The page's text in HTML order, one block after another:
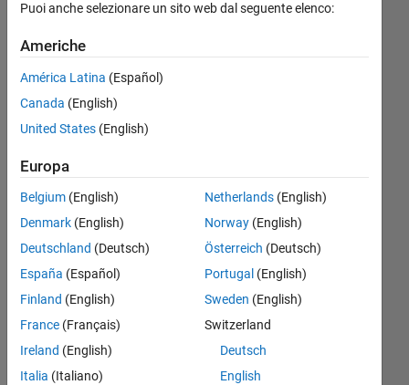
Jack
12 Gen
2021
Risposta
Risposta
accettata
Aggiornato
21 Feb
2021
84
Visualizzazioni
(30 giorni)
Puoi anche selezionare un sito web dal seguente elenco:
Americhe
América Latina (Español)
Canada (English)
United States (English)
Europa
Belgium (English)
Denmark (English)
Deutschland (Deutsch)
España (Español)
Finland (English)
France (Français)
Ireland (English)
Italia (Italiano)
Netherlands(English)
Norway(English)
Österreich (Deutsch)
Portugal (English)
Sweden (English)
Switzerland
Deutsch
English